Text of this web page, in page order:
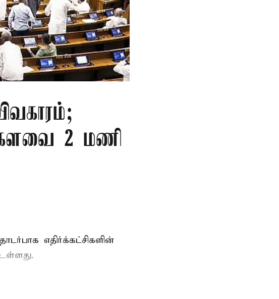
2 மணி
எதிர்க்கட்சிகளின்